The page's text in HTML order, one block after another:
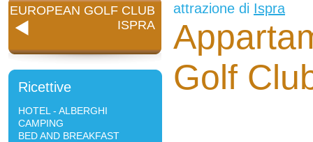
EUROPEAN GOLF CLUB
ISPRA
Ricettive
HOTEL - ALBERGHI
CAMPING
BED AND BREAKFAST
attrazione di Ispra
Golf